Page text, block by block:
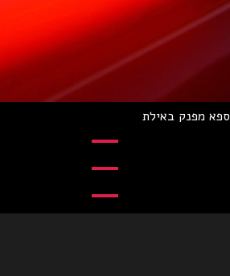
ספא מפנק באילת